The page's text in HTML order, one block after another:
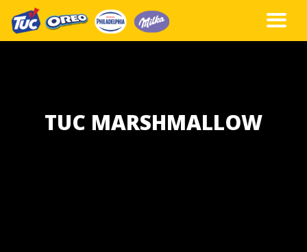
TUC MARSHMALLOW